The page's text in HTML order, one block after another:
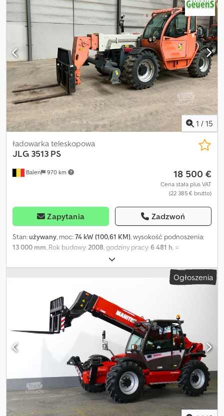
Aby uzyskać więcej informacji, skontaktuj się z PFEIFER GROUP.
1 / 15
Balen 970 km
ładowarka teleskopowa
JLG 3513 PS
18 500 €
Cena stała plus VAT
(22 385 € brutto)
Zapytania Zadzwoń
Stan:używany, moc:74 kW (100,61 KM), wysokość podnoszenia:
13 000 mm, Rok budowy:2008, godziny pracy:6 481 h, =
Dodatkowe opcje i wyposażenie = - Widły załadunkowe = Dalsze
informacje = Dcodpfx Aljzcpbus Dsk Masa własna: 10 740 kg
Udźwig: 3 500 kg Po więcej informacji prosimy o kontakt z Geert
Ogłoszenia